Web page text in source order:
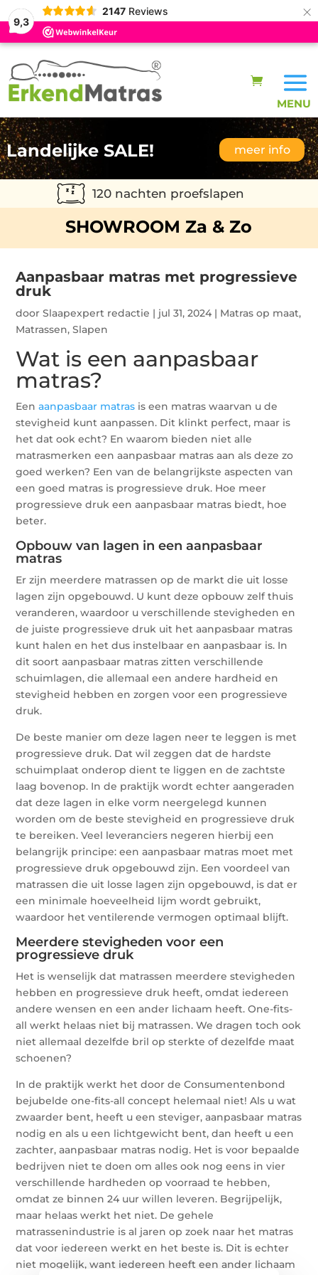
9,3
2147 Reviews ×
Landelijke SALE! meer info
120 nachten proefslapen
SHOWROOM Za & Zo
Aanpasbaar matras met progressieve
druk
doorSlaapexpert redactie | jul 31, 2024 | Matras op maat,
Matrassen,Slapen
Wat is een aanpasbaar
matras?
Eenaanpasbaar matras is een matras waarvan u de
stevigheid kunt aanpassen. Dit klinkt perfect, maar is
het dat ook echt? En waarom bieden niet alle
matrasmerken een aanpasbaar matras aan als deze zo
goed werken? Een van de belangrijkste aspecten van
een goed matras is progressieve druk. Hoe meer
progressieve druk een aanpasbaar matras biedt, hoe
beter.
Opbouw van lagen in een aanpasbaar
matras
Er zijn meerdere matrassen op de markt die uit losse
lagen zijn opgebouwd. U kunt deze opbouw zelf thuis
veranderen, waardoor u verschillende stevigheden en
de juiste progressieve druk uit het aanpasbaar matras
kunt halen en het dus instelbaar en aanpasbaar is. In
dit soort aanpasbaar matras zitten verschillende
schuimlagen, die allemaal een andere hardheid en
stevigheid hebben en zorgen voor een progressieve
druk.
De beste manier om deze lagen neer te leggen is met
progressieve druk. Dat wil zeggen dat de hardste
schuimplaat onderop dient te liggen en de zachtste
laag bovenop. In de praktijk wordt echter aangeraden
dat deze lagen in elke vorm neergelegd kunnen
worden om de beste stevigheid en progressieve druk
te bereiken. Veel leveranciers negeren hierbij een
belangrijk principe: een aanpasbaar matras moet met
progressieve druk opgebouwd zijn. Een voordeel van
matrassen die uit losse lagen zijn opgebouwd, is dat er
een minimale hoeveelheid lijm wordt gebruikt,
waardoor het ventilerende vermogen optimaal blijft.
Meerdere stevigheden voor een
progressieve druk
Het is wenselijk dat matrassen meerdere stevigheden
hebben en progressieve druk heeft, omdat iedereen
andere wensen en een ander lichaam heeft. One-fits-
all werkt helaas niet bij matrassen. We dragen toch ook
niet allemaal dezelfde bril op sterkte of dezelfde maat
schoenen?
In de praktijk werkt het door de Consumentenbond
bejubelde one-fits-all concept helemaal niet! Als u wat
zwaarder bent, heeft u een steviger, aanpasbaar matras
nodig en als u een lichtgewicht bent, dan heeft u een
zachter, aanpasbaar matras nodig. Het is voor bepaalde
bedrijven niet te doen om alles ook nog eens in vier
verschillende hardheden op voorraad te hebben,
omdat ze binnen 24 uur willen leveren. Begrijpelijk,
maar helaas werkt het niet. De gehele
matrassenindustrie is al jaren op zoek naar het matras
dat voor iedereen werkt en het beste is. Dit is echter
niet mogelijk, want iedereen heeft een ander lichaam